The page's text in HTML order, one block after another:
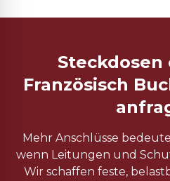
Französisch
Mehr Anschlüsse
wenn Leitungen und
Wir schaffen feste,